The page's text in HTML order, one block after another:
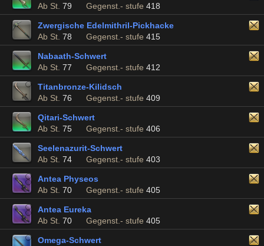
Ab St. 79 Gegenst.- stufe 418
Zwergische Edelmithril-Pickhacke
Ab St. 78 Gegenst.- stufe 415
Nabaath-Schwert
Ab St. 77 Gegenst.- stufe 412
Titanbronze-Kilidsch
Ab St. 76 Gegenst.- stufe 409
Qitari-Schwert
Ab St. 75 Gegenst.- stufe 406
Seelenazurit-Schwert
Ab St. 74 Gegenst.- stufe 403
Antea Physeos
Ab St. 70 Gegenst.- stufe 405
Antea Eureka
Ab St. 70 Gegenst.- stufe 405
Omega-Schwert